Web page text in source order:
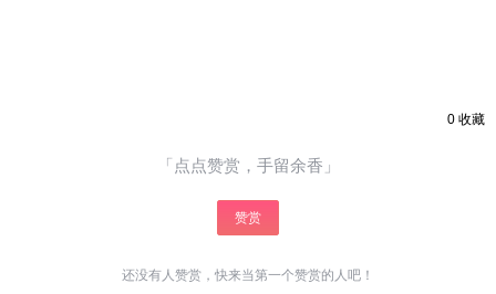
0 收藏
「点点赞赏，手留余香」
赞赏
还没有人赞赏，快来当第一个赞赏的人吧！